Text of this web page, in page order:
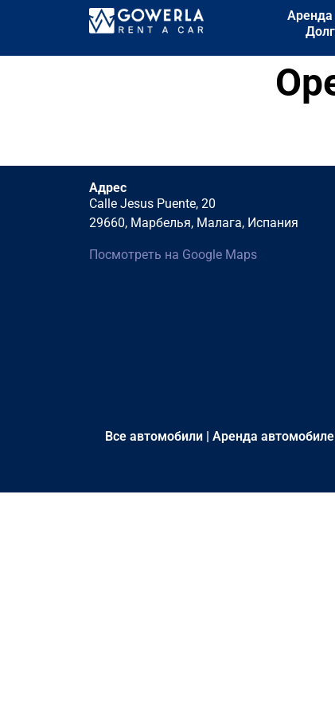
Аренда
Адрес
Calle Jesus Puente, 20
29660, Марбелья, Малага, Испания
Посмотреть на Google Maps
Все автомобили Аренда